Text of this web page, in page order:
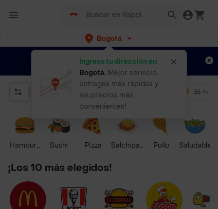
Bogotá
Ingresa tu dirección en
Bogotá. Mejor servicio,
entregas más rápidas y
los precios más
convenientes!
envíos gratis por semanas Aplican TyC
Relevancia Promos 35 mins
HamburguesaSushi Pizza Salchipapas Pollo Saludable
¡Los 10 más elegidos!